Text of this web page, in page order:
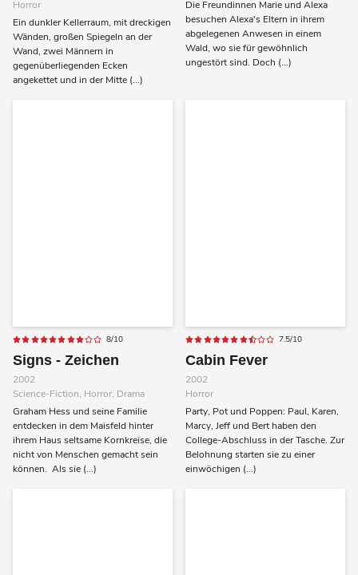
Horror
Ein dunkler Kellerraum, mit dreckigen
Wänden, großen Spiegeln an der
Wand, zwei Männern in
gegenüberliegenden Ecken
angekettet und in der Mitte (...)
Die Freundinnen Marie und Alexa
besuchen Alexa's Eltern in ihrem
abgelegenen Anwesen in einem
Wald, wo sie für gewöhnlich
ungestört sind. Doch (...)
8/10
Signs - Zeichen
2002
Science-Fiction, Horror, Drama
Graham Hess und seine Familie
entdecken in dem Maisfeld hinter
ihrem Haus seltsame Kornkreise, die
nicht von Menschen gemacht sein
können. Als sie (...)
7.5/10
Cabin Fever
2002
Horror
Party, Pot und Poppen: Paul, Karen,
Marcy, Jeff und Bert haben den
College-Abschluss in der Tasche. Zur
Belohnung starten sie zu einer
einwöchigen (...)